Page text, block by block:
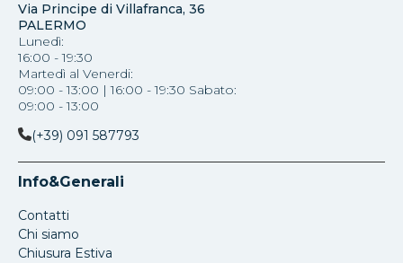
Via Principe di Villafranca, 36
PALERMO
Lunedì:
16:00 - 19:30
Martedì al Venerdi:
09:00 - 13:00 | 16:00 - 19:30 Sabato:
09:00 - 13:00
(+39) 091 587793
Info&Generali
Contatti
Chi siamo
Chiusura Estiva